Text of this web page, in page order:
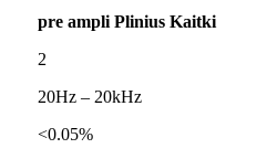
pre ampli Plinius Kaitki
2
20Hz – 20kHz
<0.05%